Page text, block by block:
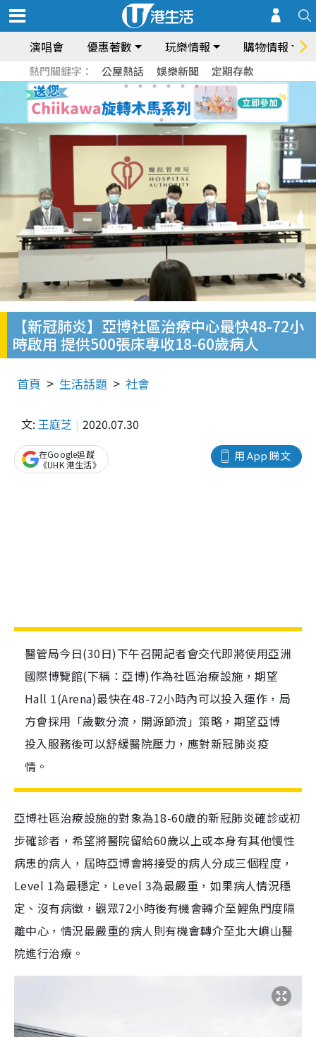
演唱會 優惠著數 玩樂情報 購物情報
熱門關鍵字： 公屋熱話 娛樂新聞 定期存款
【新冠肺炎】亞博社區治療中心最快48-72小
時啟用 提供500張床專收18-60歲病人
首頁 生活話題 社會
文: 王庭芝 2020.07.30
用 App 睇文
在Google追蹤
《UHK 港生活》
醫管局今日(30日)下午召開記者會交代即將使用亞洲
國際博覽館(下稱：亞博)作為社區治療設施，期望
Hall 1(Arena)最快在48-72小時內可以投入運作，局
方會採用「歲數分流，開源節流」策略，期望亞博
投入服務後可以舒緩醫院壓力，應對新冠肺炎疫
情。
亞博社區治療設施的對象為18-60歲的新冠肺炎確診或初
步確診者，希望將醫院留給60歲以上或本身有其他慢性
病患的病人，屆時亞博會將接受的病人分成三個程度，
Level 1為最穩定， Level 3為最嚴重，如果病人情況穩
定、沒有病徵，觀眾72小時後有機會轉介至鯉魚門度隔
離中心，情況最嚴重的病人則有機會轉介至北大嶼山醫
院進行治療。